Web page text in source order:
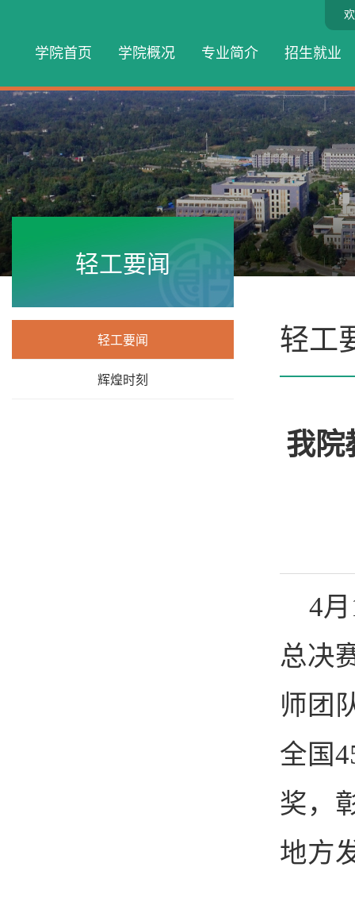
学院首页 学院概况 专业简介 招生就业
轻工要闻
轻工要闻
辉煌时刻
轻工
我院
4
总决
师团
全国
奖，
地方